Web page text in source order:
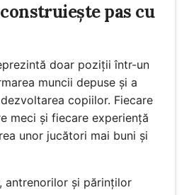
pas cu
doar poziții într-un
muncii depuse și a
copiilor. Fiecare
meci și fiecare experiență
unor jucători mai buni și
antrenorilor și părinților